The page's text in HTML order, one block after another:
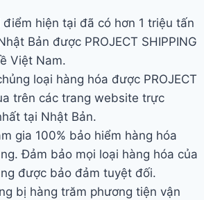
hiện tại đã có hơn 1 triệu tấn
Bản được PROJECT SHIPPING
Việt Nam.
loại hàng hóa được PROJECT
trên các trang website trực
tại Nhật Bản.
gia 100% bảo hiểm hàng hóa
Đảm bảo mọi loại hàng hóa của
được bảo đảm tuyệt đối.
bị hàng trăm phương tiện vận